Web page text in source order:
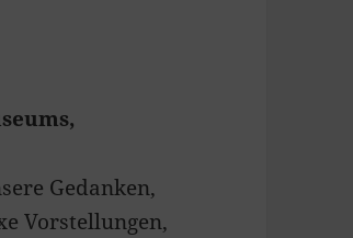
Gedanken,
Vorstellungen,